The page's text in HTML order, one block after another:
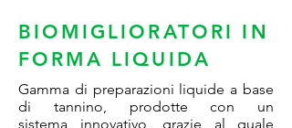
BIOMIGLIORATORI IN
FORMA LIQUIDA
Gamma di preparazioni liquide a base
di tannino, prodotte con un
sistema innovativo, grazie al quale